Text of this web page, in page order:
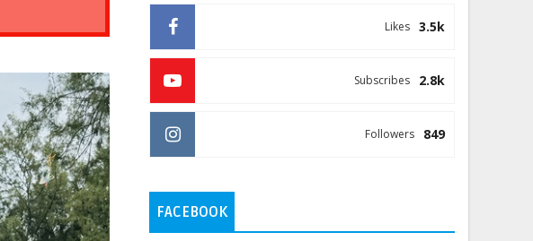
3.5k
Likes
2.8k
Subscribes
849
Followers
FACEBOOK